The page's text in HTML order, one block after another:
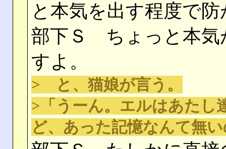
と本気を出す程度で
部下Ｓ ちょっと本気
すよ。
> と、猫娘が言う。
>「うーん。エルはあたし
ど、あった記憶なんて無